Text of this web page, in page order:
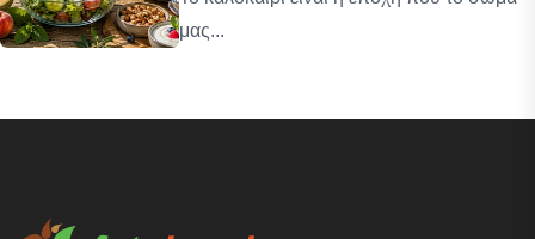
μας...